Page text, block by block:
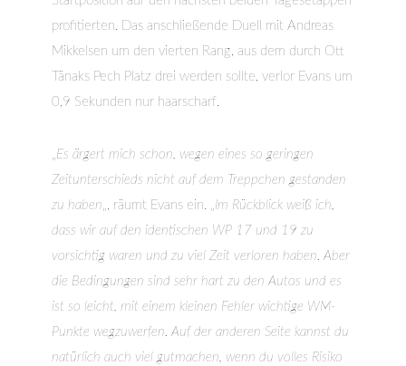
profitierten. Das anschließende Duell mit Andreas
Mikkelsen um den vierten Rang, aus dem durch Ott
Tänaks Pech Platz drei werden sollte, verlor Evans um
0,9 Sekunden nur haarscharf.
„Es ärgert mich schon, wegen eines so geringen
Zeitunterschieds nicht auf dem Treppchen gestanden
zu haben„, räumt Evans ein. „Im Rückblick weiß ich,
dass wir auf den identischen WP 17 und 19 zu
vorsichtig waren und zu viel Zeit verloren haben. Aber
die Bedingungen sind sehr hart zu den Autos und es
ist so leicht, mit einem kleinen Fehler wichtige WM-
Punkte wegzuwerfen. Auf der anderen Seite kannst du
natürlich auch viel gutmachen, wenn du volles Risiko